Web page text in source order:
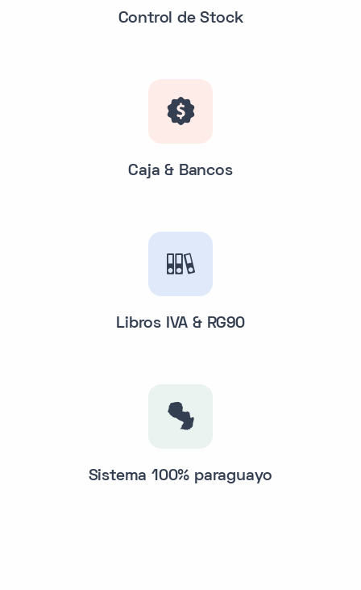
Control de Stock
Caja & Bancos
Libros IVA & RG90
Sistema 100% paraguayo